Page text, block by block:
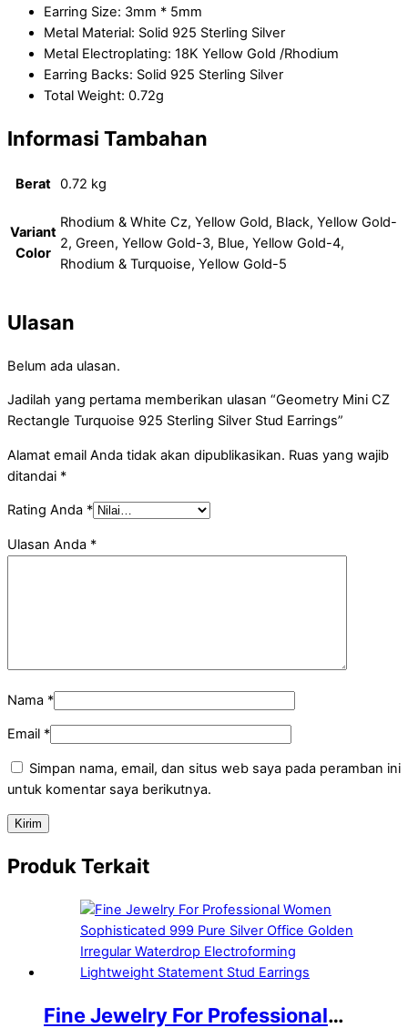
Earring Size: 3mm * 5mm
Metal Material: Solid 925 Sterling Silver
Metal Electroplating: 18K Yellow Gold /Rhodium
Earring Backs: Solid 925 Sterling Silver
Total Weight: 0.72g
Informasi Tambahan
Berat 0.72 kg
Variant
Color
Rhodium & White Cz, Yellow Gold, Black, Yellow Gold-
2, Green, Yellow Gold-3, Blue, Yellow Gold-4,
Rhodium & Turquoise, Yellow Gold-5
Ulasan
Belum ada ulasan.
Jadilah yang pertama memberikan ulasan “Geometry Mini CZ
Rectangle Turquoise 925 Sterling Silver Stud Earrings”
Alamat email Anda tidak akan dipublikasikan. Ruas yang wajib
ditandai *
Rating Anda *
Ulasan Anda *
Nama *
Email *
Simpan nama, email, dan situs web saya pada peramban ini
untuk komentar saya berikutnya.
Produk Terkait
Fine Jewelry For Professional